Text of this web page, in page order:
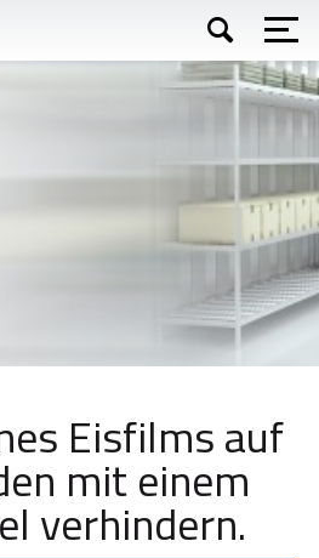
Suchen
Eisfilms auf
mit einem
verhindern.